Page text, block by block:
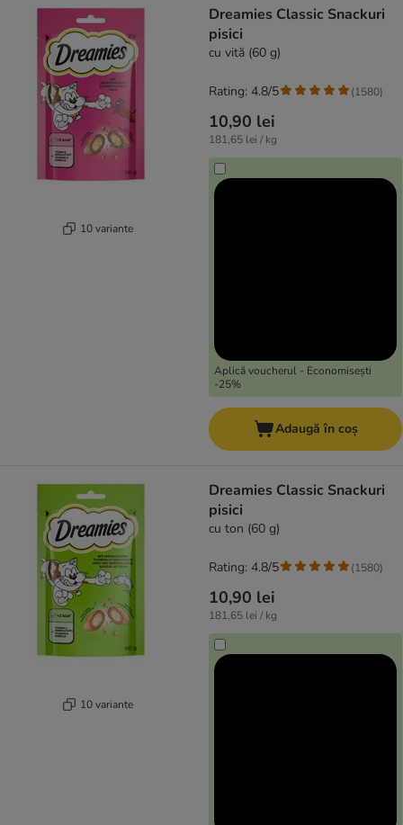
10 variante
Dreamies Classic Snackuri
pisici
cu vită (60 g)
10,90 lei
181,65 lei / kg
Aplică voucherul - Economisești
-25%
Rating: 4.8/5 (1580)
Adaugă în coș
10 variante
Dreamies Classic Snackuri
pisici
cu ton (60 g)
10,90 lei
181,65 lei / kg
Rating: 4.8/5 (1580)